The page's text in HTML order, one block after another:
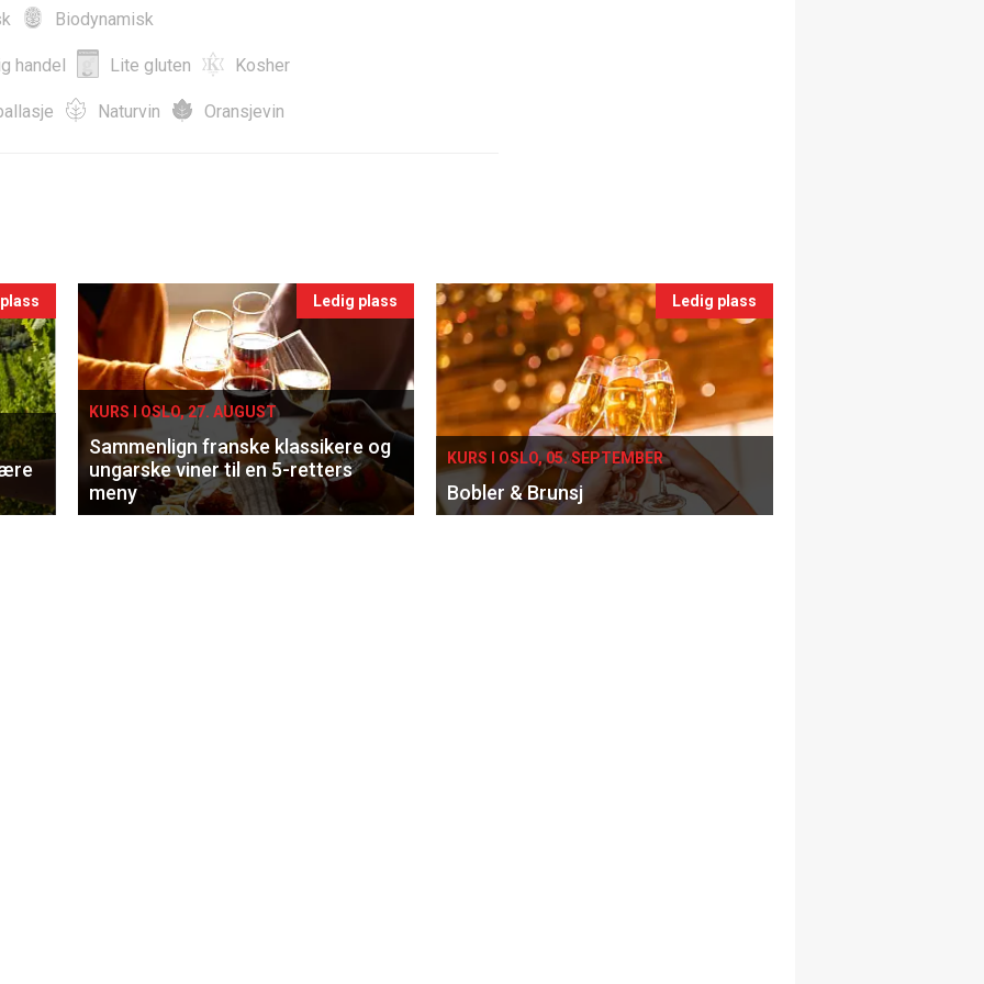
Biodynamisk
handel Lite gluten Kosher
Naturvin Oransjevin
Ledig plass
KURS I OSLO, 27. AUGUST
Sammenlign franske klassikere og
ungarske viner til en 5-retters
meny
Ledig plass
KURS I OSLO, 05. SEPTEMBER
Bobler & Brunsj